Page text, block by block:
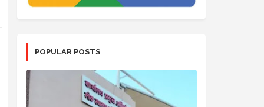
POPULAR POSTS